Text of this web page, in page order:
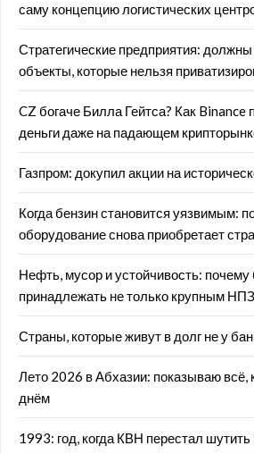
саму концепцию логистических
Стратегические предприятия:
объекты, которые нельзя
CZ богаче Билла Гейтса? Как Binance
деньги даже на падающем
Газпром: докупил акции на
Когда бензин становится уязвимым:
оборудование снова приобретает
Нефть, мусор и устойчивость:
принадлежать не только крупным НПЗ
Страны, которые живут в долг не у
Лето 2026 в Абхазии: показываю всё,
днём
1993: год, когда КВН перестал шутить